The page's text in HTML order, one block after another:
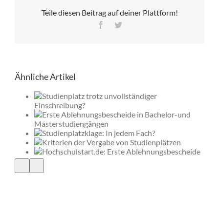
Teile diesen Beitrag auf deiner Plattform!
Facebook
Ähnliche Artikel